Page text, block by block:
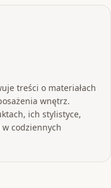
treści o materiałach
wnętrz.
ich stylistyce,
codziennych